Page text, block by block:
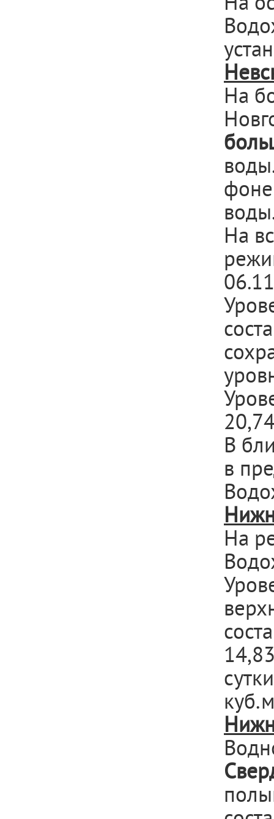
На
На
В
в
На